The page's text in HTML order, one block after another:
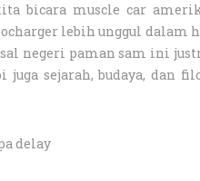
bicara muscle car
lebih unggul
negeri paman sam ini
juga sejarah, budaya,
delay